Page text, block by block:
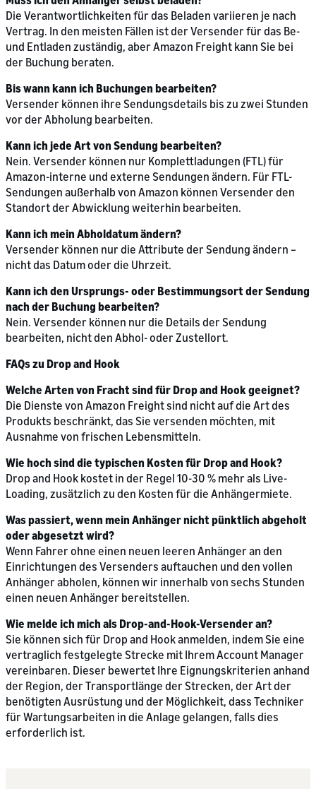
Die Verantwortlichkeiten für das Beladen variieren je nach
Vertrag. In den meisten Fällen ist der Versender für das Be-
und Entladen zuständig, aber Amazon Freight kann Sie bei
der Buchung beraten.
Bis wann kann ich Buchungen bearbeiten?
Versender können ihre Sendungsdetails bis zu zwei Stunden
vor der Abholung bearbeiten.
Kann ich jede Art von Sendung bearbeiten?
Nein. Versender können nur Komplettladungen (FTL) für
Amazon-interne und externe Sendungen ändern. Für FTL-
Sendungen außerhalb von Amazon können Versender den
Standort der Abwicklung weiterhin bearbeiten.
Kann ich mein Abholdatum ändern?
Versender können nur die Attribute der Sendung ändern –
nicht das Datum oder die Uhrzeit.
Kann ich den Ursprungs- oder Bestimmungsort der Sendung
nach der Buchung bearbeiten?
Nein. Versender können nur die Details der Sendung
bearbeiten, nicht den Abhol- oder Zustellort.
FAQs zu Drop and Hook
Welche Arten von Fracht sind für Drop and Hook geeignet?
Die Dienste von Amazon Freight sind nicht auf die Art des
Produkts beschränkt, das Sie versenden möchten, mit
Ausnahme von frischen Lebensmitteln.
Wie hoch sind die typischen Kosten für Drop and Hook?
Drop and Hook kostet in der Regel 10-30 % mehr als Live-
Loading, zusätzlich zu den Kosten für die Anhängermiete.
Was passiert, wenn mein Anhänger nicht pünktlich abgeholt
oder abgesetzt wird?
Wenn Fahrer ohne einen neuen leeren Anhänger an den
Einrichtungen des Versenders auftauchen und den vollen
Anhänger abholen, können wir innerhalb von sechs Stunden
einen neuen Anhänger bereitstellen.
Wie melde ich mich als Drop-and-Hook-Versender an?
Sie können sich für Drop and Hook anmelden, indem Sie eine
vertraglich festgelegte Strecke mit Ihrem Account Manager
vereinbaren. Dieser bewertet Ihre Eignungskriterien anhand
der Region, der Transportlänge der Strecken, der Art der
benötigten Ausrüstung und der Möglichkeit, dass Techniker
für Wartungsarbeiten in die Anlage gelangen, falls dies
erforderlich ist.